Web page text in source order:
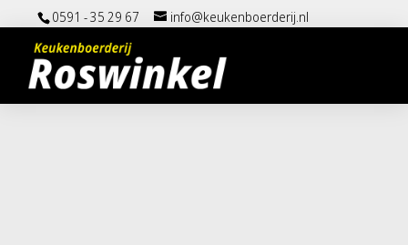
0591 - 35 29 67 info@keukenboerderij.nl